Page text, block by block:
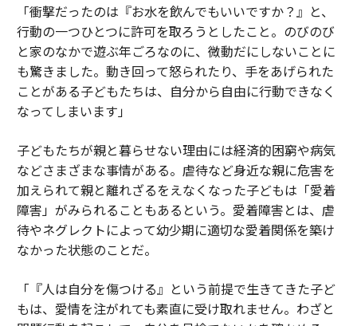
「衝撃だったのは『お水を飲んでもいいですか？』と、
行動の一つひとつに許可を取ろうとしたこと。のびのび
と家のなかで遊ぶ年ごろなのに、微動だにしないことに
も驚きました。動き回って怒られたり、手をあげられた
ことがある子どもたちは、自分から自由に行動できなく
なってしまいます」
子どもたちが親と暮らせない理由には経済的困窮や病気
などさまざまな事情がある。虐待など身近な親に危害を
加えられて親と離れざるをえなくなった子どもは「愛着
障害」がみられることもあるという。愛着障害とは、虐
待やネグレクトによって幼少期に適切な愛着関係を築け
なかった状態のことだ。
「『人は自分を傷つける』という前提で生きてきた子ど
もは、愛情を注がれても素直に受け取れません。わざと